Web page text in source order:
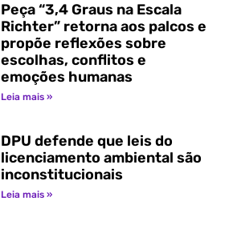
Peça “3,4 Graus na Escala
Richter” retorna aos palcos e
propõe reflexões sobre
escolhas, conflitos e
emoções humanas
Leia mais »
DPU defende que leis do
licenciamento ambiental são
inconstitucionais
Leia mais »